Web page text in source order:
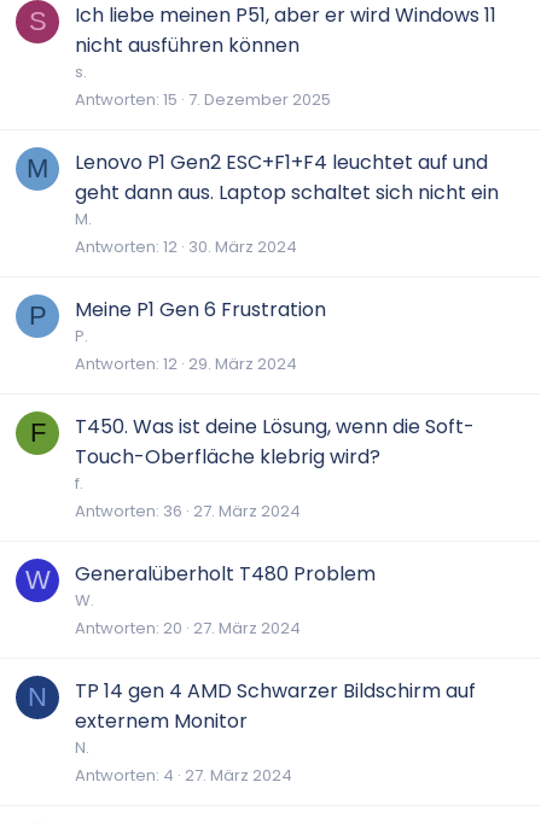
S
Ich liebe meinen P51, aber er wird Windows 11
nicht ausführen können
s.
Antworten 15 7. Dezember 2025
M
Lenovo P1 Gen2 ESC+F1+F4 leuchtet auf und
geht dann aus. Laptop schaltet sich nicht ein
M.
Antworten 12 30. März 2024
P Meine P1 Gen 6 Frustration
P.
Antworten 12 29. März 2024
F
T450. Was ist deine Lösung, wenn die Soft-
Touch-Oberfläche klebrig wird?
f.
Antworten 36 27. März 2024
W Generalüberholt T480 Problem
W.
Antworten 20 27. März 2024
N
TP 14 gen 4 AMD Schwarzer Bildschirm auf
externem Monitor
N.
Antworten 4 27. März 2024